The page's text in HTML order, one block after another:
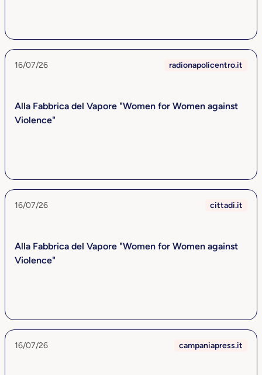
16/07/26 radionapolicentro.it
Alla Fabbrica del Vapore "Women for Women against
Violence"
16/07/26 cittadi.it
Alla Fabbrica del Vapore "Women for Women against
Violence"
16/07/26 campaniapress.it